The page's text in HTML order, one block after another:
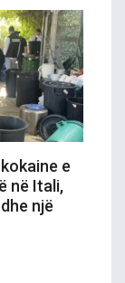
e
në Itali,
një